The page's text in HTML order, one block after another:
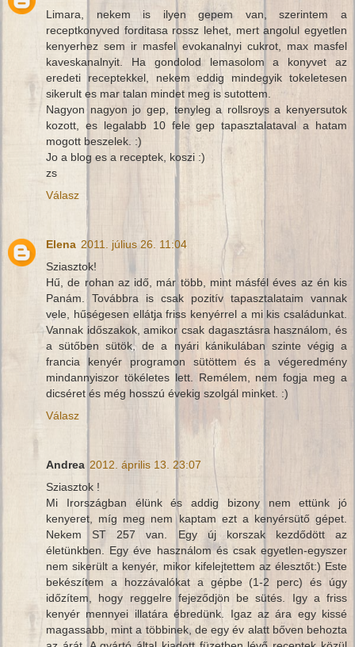
Limara, nekem is ilyen gepem van, szerintem a
receptkonyved forditasa rossz lehet, mert angolul egyetlen
kenyerhez sem ir masfel evokanalnyi cukrot, max masfel
kaveskanalnyit. Ha gondolod lemasolom a konyvet az
eredeti receptekkel, nekem eddig mindegyik tokeletesen
sikerult es mar talan mindet meg is sutottem.
Nagyon nagyon jo gep, tenyleg a rollsroys a kenyersutok
kozott, es legalabb 10 fele gep tapasztalataval a hatam
mogott beszelek. :)
Jo a blog es a receptek, koszi :)
zs
Válasz
Elena 2011. július 26. 11:04
Sziasztok!
Hű, de rohan az idő, már több, mint másfél éves az én kis
Panám. Továbbra is csak pozitív tapasztalataim vannak
vele, hűségesen ellátja friss kenyérrel a mi kis családunkat.
Vannak időszakok, amikor csak dagasztásra használom, és
a sütőben sütök, de a nyári kánikulában szinte végig a
francia kenyér programon sütöttem és a végeredmény
mindannyiszor tökéletes lett. Remélem, nem fogja meg a
dicséret és még hosszú évekig szolgál minket. :)
Válasz
Andrea 2012. április 13. 23:07
Sziasztok !
Mi Irországban élünk és addig bizony nem ettünk jó
kenyeret, míg meg nem kaptam ezt a kenyérsütő gépet.
Nekem ST 257 van. Egy új korszak kezdődött az
életünkben. Egy éve használom és csak egyetlen-egyszer
nem sikerült a kenyér, mikor kifelejtettem az élesztőt:) Este
bekészítem a hozzávalókat a gépbe (1-2 perc) és úgy
időzítem, hogy reggelre fejeződjön be sütés. Igy a friss
kenyér mennyei illatára ébredünk. Igaz az ára egy kissé
magassabb, mint a többinek, de egy év alatt bőven behozta